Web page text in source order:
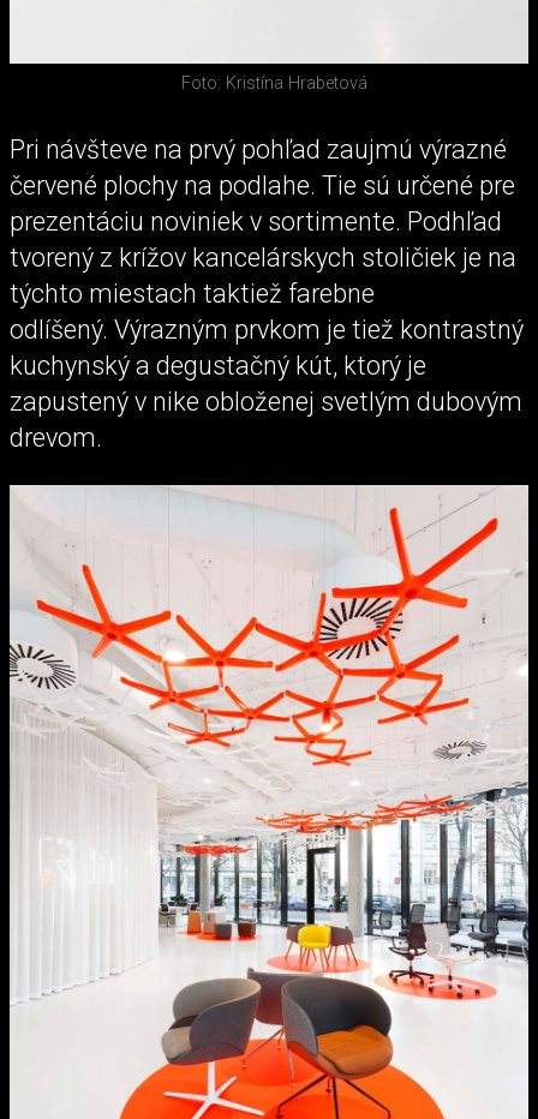
Foto: Kristína Hrabetová
Pri návšteve na prvý pohľad zaujmú výrazné
červené plochy na podlahe. Tie sú určené pre
prezentáciu noviniek v sortimente. Podhľad
tvorený z krížov kancelárskych stoličiek je na
týchto miestach taktiež farebne
odlíšený. Výrazným prvkom je tiež kontrastný
kuchynský a degustačný kút, ktorý je
zapustený v nike obloženej svetlým dubovým
drevom.